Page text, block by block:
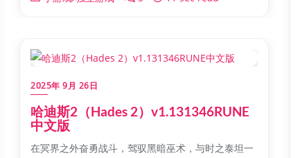
2025年 9月 26日
哈迪斯2（Hades 2）v1.131346RUNE
中文版
在冥界之外奋勇战斗，驾驭黑暗巫术，与时之泰坦一